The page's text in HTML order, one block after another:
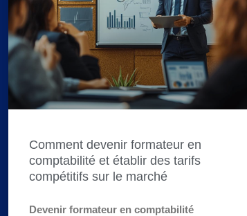
Comment devenir formateur en
comptabilité et établir des tarifs
compétitifs sur le marché
Devenir formateur en comptabilité